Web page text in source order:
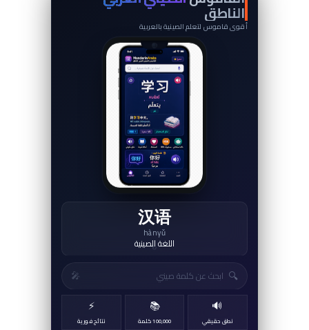
الناطق
أقوى قاموس لتعلم الصينية بالعربية
你好
nǐ hǎo
مرحبا&#1611;
↻
🔍
🎤
🔊
نطق حقيقي
📚
100,000 كلمة
⚡
نتائج فورية